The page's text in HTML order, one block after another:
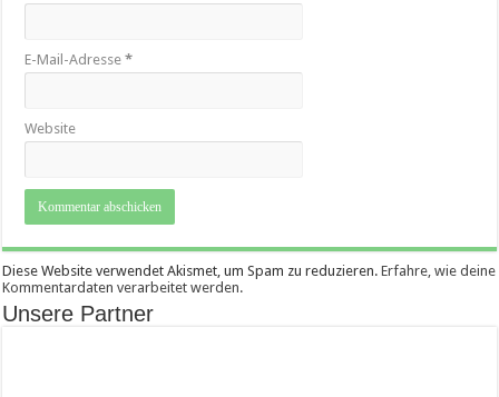
E-Mail-Adresse*
Website
Diese Website verwendet Akismet, um Spam zu reduzieren.Erfahre, wie deine
Kommentardaten verarbeitet werden.
Unsere Partner